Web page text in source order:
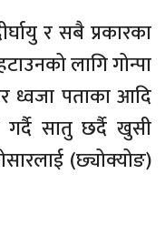
र सबै प्रकारका
लागि गोन्पा
ध्वजा पताका आदि
सातु छर्दै खुसी
(छ्योक्योङ)